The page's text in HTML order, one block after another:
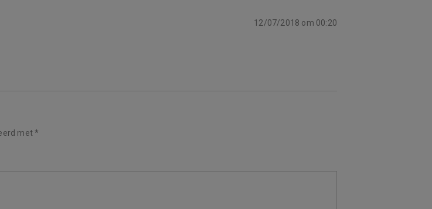
12/07/2018 om 00:20
met*